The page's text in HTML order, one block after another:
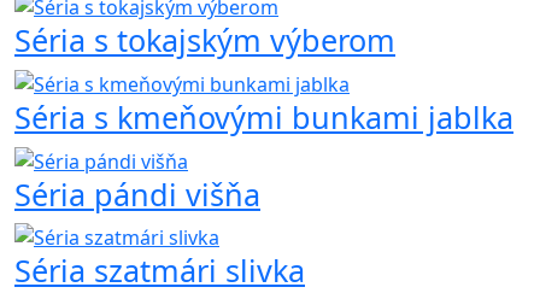
Séria s tokajským výberom
Séria s kmeňovými bunkami jablka
Séria pándi višňa
Séria szatmári slivka